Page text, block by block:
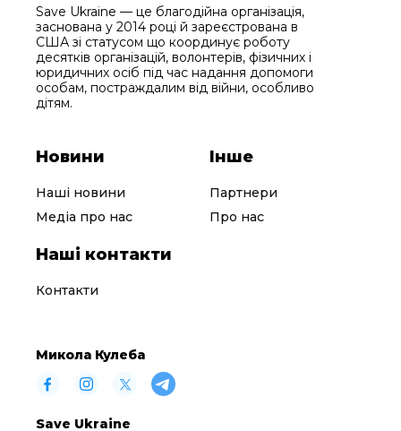
Save Ukraine — це благодійна організація,
заснована у 2014 році й зареєстрована в
США зі статусом що координує роботу
десятків організацій, волонтерів, фізичних і
юридичних осіб під час надання допомоги
особам, постраждалим від війни, особливо
дітям.
Новини
Наші новини
Медіа про нас
Інше
Партнери
Про нас
Наші контакти
Контакти
Микола Кулеба
Save Ukraine